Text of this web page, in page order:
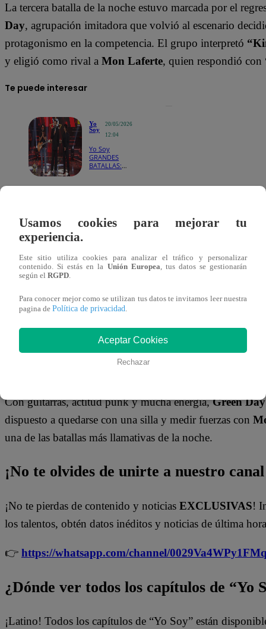
La tercera batalla de la noche estuvo marcada por el
Day, agrupación imitadora que volvió al escenario
protagonismo en la competencia. El grupo interpretó
y eligió como rival a Mon Laferte, quien respondió con
Te puede interesar
Yo
Soy
20/05/2026
12:04
Yo Soy
GRANDES
BATALLAS:
presentaciones anteriores.
“Nos dieron ganas de
por qué fuimos finalistas en este programa”
Además, dejaron clara su actitud desafiante frente a los
teme a nadie”, comentaron antes de iniciar el show.
La banda también prometió traer nuevamente la energía
caracterizó en temporadas pasadas.“Que el jurado y
Con guitarras, actitud punk y mucha energía,Green Day
dispuesto a quedarse con una silla y medir fuerzas con
una de las batallas más llamativas de la noche.
¡No te olvides de unirte a nuestro
¡No te pierdas de contenido y noticias EXCLUSIVAS!
los talentos, obtén datos inéditos y noticias de última
👉 https://whatsapp.com/channel/
¿Dónde ver todos los capítulos de “Yo
¡Latino! Todos los capítulos de “Yo Soy” están
Usamos cookies para mejorar tu
experiencia.
Este sitio utiliza cookies para analizar el tráfico y personalizar
contenido. Si estás en la Unión Europea , tus datos se gestionarán
según el RGPD
Para conocer mejor como se utilizan tus datos te invitamos leer nuestra
pagina de Política de privacidad
Aceptar Cookies
Rechazar